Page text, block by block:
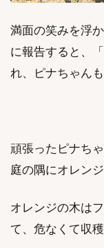
満面の笑みを浮
に報告すると、
れ、ピナちゃん
頑張ったピナち
庭の隅にオレン
オレンジの木は
て、危なくて収